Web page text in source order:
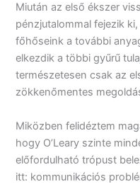
Miután az első ékszer
pénzjutalommal fejezik
főhőseink a további
elkezdik a többi gyűrű
természetesen csak az
zökkenőmentes
Miközben felidéztem
hogy O’Leary szinte
előfordulható trópust
itt: kommunikációs